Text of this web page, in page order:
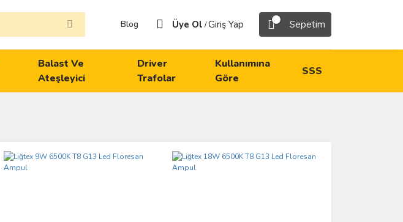
Blog Üye Ol /Giriş Yap Sepetim
Balast Ve
Ateşleyici
Driver
Trafolar
Kullanımına
Göre
SSS